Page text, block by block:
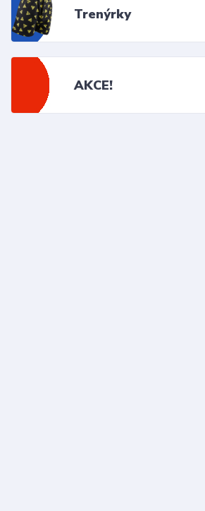
Trenýrky
AKCE!